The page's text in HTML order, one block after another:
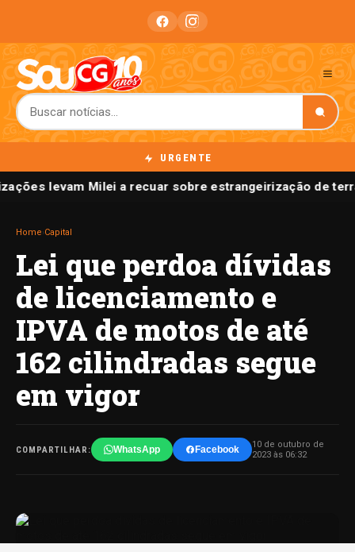
URGENTE
levam Milei a recuar sobre estrangeirização de
Home Capital
Lei que perdoa dívidas
de licenciamento e
IPVA de motos de até
162 cilindradas segue
em vigor
COMPARTILHAR: WhatsApp Facebook
10 de outubro de
2023 às 06:32